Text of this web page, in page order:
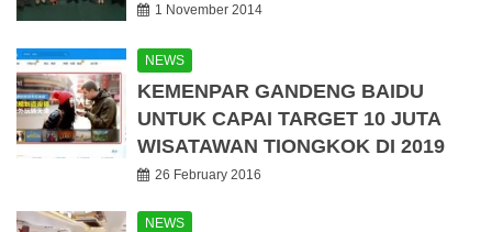
1 November 2014
NEWS
KEMENPAR GANDENG BAIDU
UNTUK CAPAI TARGET 10 JUTA
WISATAWAN TIONGKOK DI 2019
26 February 2016
NEWS